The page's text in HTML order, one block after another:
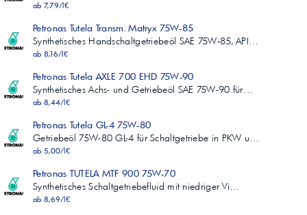
ab 7,79/l€
Petronas Tutela Transm. Matryx 75W-85
Synthetisches Handschaltgetriebeöl SAE 75W-85, API…
ab 8,16/l€
Petronas Tutela AXLE 700 EHD 75W-90
Synthetisches Achs- und Getriebeöl SAE 75W-90 für…
ab 8,44/l€
Petronas Tutela GL-4 75W-80
Getriebeöl 75W-80 GL-4 für Schaltgetriebe in PKW u…
ab 5,00/l€
Petronas TUTELA MTF 900 75W-70
Synthetisches Schaltgetriebefluid mit niedriger Vi…
ab 8,69/l€